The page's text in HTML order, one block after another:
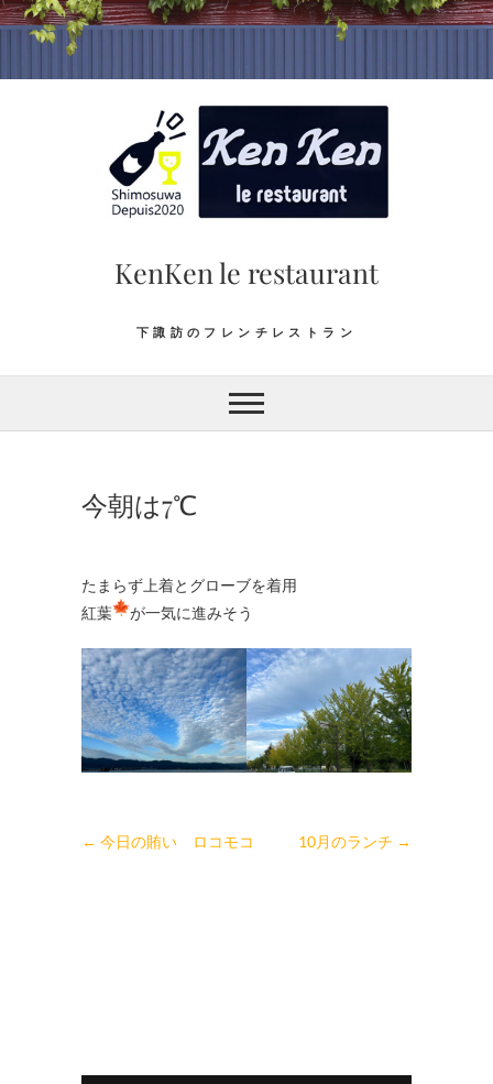
Skip
KenKen le restaurant
下諏訪のフレンチレストラン
今朝は7℃
たまらず上着とグローブを着用
紅葉
が一気に進みそう
← 今日の賄い ロコモコ 10月のランチ →